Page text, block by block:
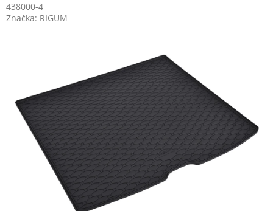
438000-4
Značka: RIGUM